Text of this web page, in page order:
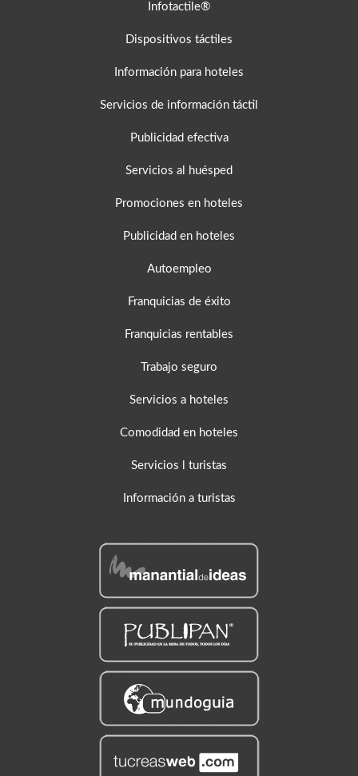
Infotactile®
Dispositivos táctiles
Información para hoteles
Servicios de información táctil
Publicidad efectiva
Servicios al huésped
Promociones en hoteles
Publicidad en hoteles
Autoempleo
Franquicias de éxito
Franquicias rentables
Trabajo seguro
Servicios a hoteles
Comodidad en hoteles
Servicios l turistas
Información a turistas